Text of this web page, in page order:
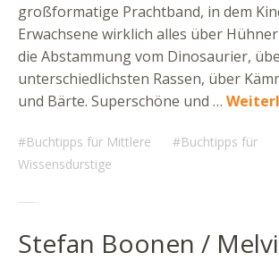
großformatige Prachtband, in dem
Erwachsene wirklich alles über
die Abstammung vom Dinosaurier,
unterschiedlichsten Rassen, über
und Bärte. Superschöne und …
Buchtipps für Mittlere
Buchtipps für
Wissensdurstige
Stefan Boonen /